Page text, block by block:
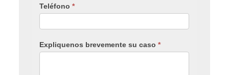
Teléfono*
Expliquenos brevemente su caso*